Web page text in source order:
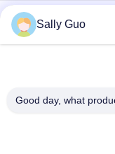
E 펜 장치를 위한 원통
SGS 세륨을 가진 다채
Sally Guo
Good day, what